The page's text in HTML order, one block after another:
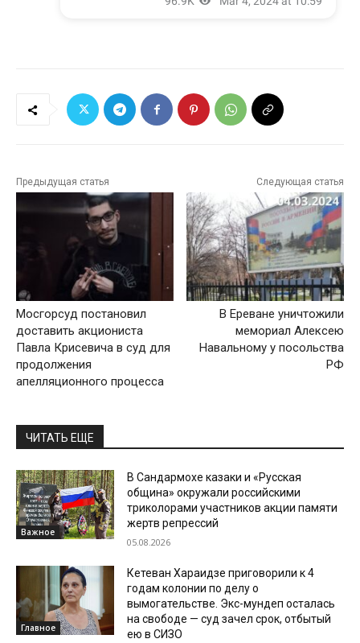
Предыдущая статья
Мосгорсуд постановил
доставить акциониста
Павла Крисевича в суд для
продолжения
апелляционного процесса
Следующая статья
В Ереване уничтожили
мемориал Алексею
Навальному у посольства
РФ
ЧИТАТЬ ЕЩЕ
Важное
В Сандармохе казаки и «Русская
община» окружали российскими
триколорами участников акции памяти
жертв репрессий
05.08.2026
Главное
Кетеван Хараидзе приговорили к 4
годам колонии по делу о
вымогательстве. Экс-мундеп осталась
на свободе — суд зачел срок, отбытый
ею в СИЗО